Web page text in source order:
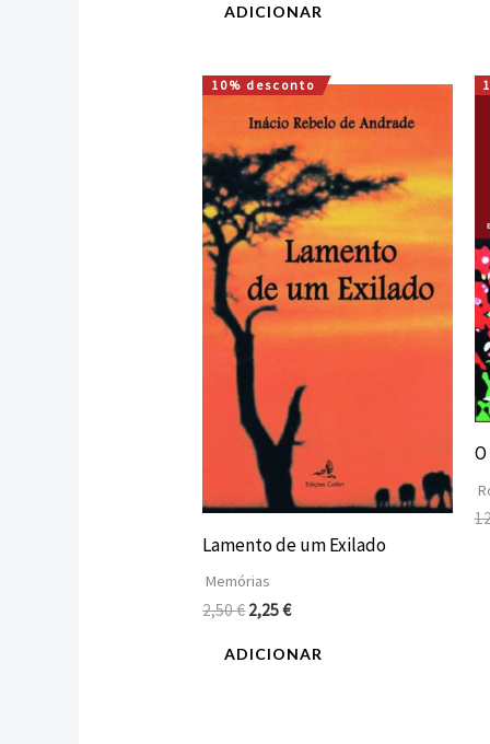
ADICIONAR
10% desconto
Lamento de um Exilado
Memórias
2,50€
O
preço
original
era:
2,50 €.
2,25€
O
preço
atual
é:
2,25 €.
ADICIONAR